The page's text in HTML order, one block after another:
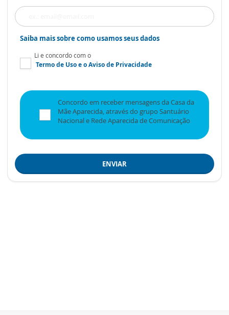
Saiba mais sobre como usamos seus dados
Li e concordo com o
Termo de Usoe oAviso de Privacidade
Concordo em receber mensagens da Casa da
Mãe Aparecida, através do grupo Santuário
Nacional e Rede Aparecida de Comunicação
ENVIAR